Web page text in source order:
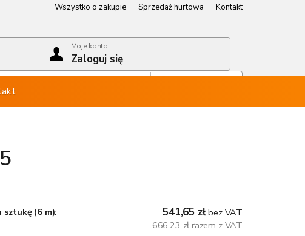
Wszystko o zakupie Sprzedaż hurtowa
Kontakt
Moje konto
Zaloguj się
(6 m): 541,65 złbez VAT
666,23 zł razem z VAT